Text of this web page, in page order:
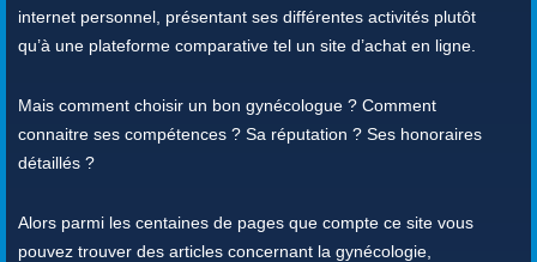
internet personnel, présentant ses différentes activités plutôt
qu’à une plateforme comparative tel un site d’achat en ligne.
Mais comment choisir un bon gynécologue ? Comment
connaitre ses compétences ? Sa réputation ? Ses honoraires
détaillés ?
Alors parmi les centaines de pages que compte ce site vous
pouvez trouver des articles concernant la gynécologie,